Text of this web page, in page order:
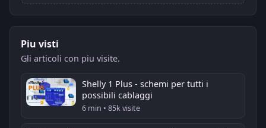
Piu visti
Gli articoli con piu visite.
Shelly 1 Plus - schemi per tutti i
possibili cablaggi
6 min • 85k visite